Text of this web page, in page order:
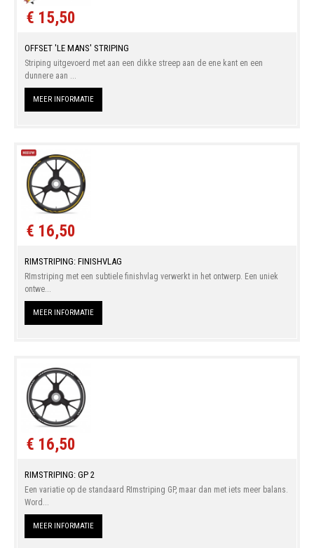
€ 15,50
OFFSET 'LE MANS' STRIPING
Striping uitgevoerd met aan een dikke streep aan de ene kant en een
dunnere aan ...
MEER INFORMATIE
€ 16,50
RIMSTRIPING: FINISHVLAG
RImstriping met een subtiele finishvlag verwerkt in het ontwerp. Een uniek
ontwe...
MEER INFORMATIE
€ 16,50
RIMSTRIPING: GP 2
Een variatie op de standaard RImstriping GP, maar dan met iets meer balans.
Word...
MEER INFORMATIE